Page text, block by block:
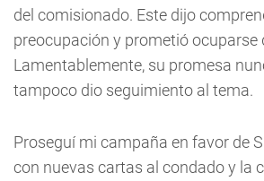
del comisionado. Este dijo
preocupación y prometió ocuparse
Lamentablemente, su promesa
tampoco dio seguimiento al tema.
Proseguí mi campaña en favor de
con nuevas cartas al condado y la